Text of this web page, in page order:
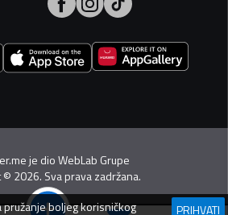
je dioWebLab Grupe
© 2026. Sva prava zadržana.
pružanje boljeg korisničkog
PRIHVATI